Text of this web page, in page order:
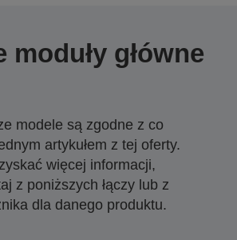
moduły główne
modele są zgodne z co
artykułem z tej oferty.
więcej informacji,
z poniższych łączy lub z
dla danego produktu.